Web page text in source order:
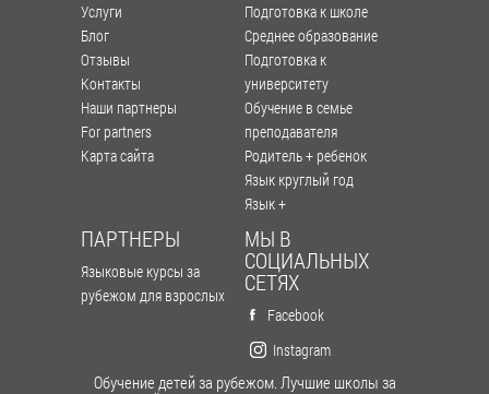
Услуги
Блог
Отзывы
Контакты
Наши партнеры
For partners
Карта сайта
Подготовка к школе
Среднее образование
Подготовка к
университету
Обучение в семье
преподавателя
Родитель + ребенок
Язык круглый год
Язык +
ПАРТНЕРЫ
Языковые курсы за
рубежом для взрослых
МЫ В
СОЦИАЛЬНЫХ
СЕТЯХ
Facebook
Instagram
Обучение детей за рубежом. Лучшие школы за